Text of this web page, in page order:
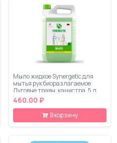
Мыло жидкое Synergetic для
мытья рук биоразлагаемое
Луговые травы, канистра, 5 л
460.00 ₽
В корзину